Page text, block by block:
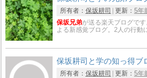
所有者： 保坂耕司 更新： 5年
保坂兄弟が送る楽天ブログで
よる新感覚ブログ。2人の行動
保坂耕司と学の知っ得ブ
所有者： 保坂耕司 更新： 5年